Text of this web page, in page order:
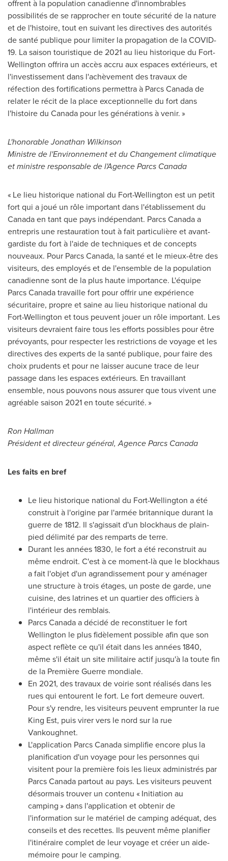
offrent à la population canadienne d'innombrables
possibilités de se rapprocher en toute sécurité de la nature
et de l'histoire, tout en suivant les directives des autorités
de santé publique pour limiter la propagation de la COVID-
19. La saison touristique de 2021 au lieu historique du Fort-
Wellington offrira un accès accru aux espaces extérieurs, et
l'investissement dans l'achèvement des travaux de
réfection des fortifications permettra à Parcs Canada de
relater le récit de la place exceptionnelle du fort dans
l'histoire du Canada pour les générations à venir. »
L'honorable Jonathan Wilkinson
Ministre de l'Environnement et du Changement climatique
et ministre responsable de l'Agence Parcs Canada
« Le lieu historique national du Fort-Wellington est un petit
fort qui a joué un rôle important dans l'établissement du
Canadaen tant que pays indépendant. Parcs Canada a
entrepris une restauration tout à fait particulière et avant-
gardiste du fort à l'aide de techniques et de concepts
nouveaux. Pour Parcs Canada, la santé et le mieux-être des
visiteurs, des employés et de l'ensemble de la population
canadienne sont de la plus haute importance. L'équipe
Parcs Canada travaille fort pour offrir une expérience
sécuritaire, propre et saine au lieu historique national du
Fort-Wellington et tous peuvent jouer un rôle important. Les
visiteurs devraient faire tous les efforts possibles pour être
prévoyants, pour respecter les restrictions de voyage et les
directives des experts de la santé publique, pour faire des
choix prudents et pour ne laisser aucune trace de leur
passage dans les espaces extérieurs. En travaillant
ensemble, nous pouvons nous assurer que tous vivent une
agréable saison 2021 en toute sécurité. »
Ron Hallman
Président et directeur général, Agence Parcs Canada
Les faits en bref
Le lieu historique national du Fort-Wellington a été
construit à l'origine par l'armée britannique durant la
guerre de 1812. Il s'agissait d'un blockhaus de plain-
pied délimité par des remparts de terre.
Durant les années 1830, le fort a été reconstruit au
même endroit. C'est à ce moment-là que le blockhaus
a fait l'objet d'un agrandissement pour y aménager
une structure à trois étages, un poste de garde, une
cuisine, des latrines et un quartier des officiers à
l'intérieur des remblais.
Parcs Canada a décidé de reconstituer le fort
Wellington le plus fidèlement possible afin que son
aspect reflète ce qu'il était dans les années 1840,
même s'il était un site militaire actif jusqu'à la toute fin
de la Première Guerre mondiale.
En 2021, des travaux de voirie sont réalisés dans les
rues qui entourent le fort. Le fort demeure ouvert.
Pour s'y rendre, les visiteurs peuvent emprunter la rue
King Est, puis virer vers le nord sur la rue
Vankoughnet.
L'application Parcs Canada simplifie encore plus la
planification d'un voyage pour les personnes qui
visitent pour la première fois les lieux administrés par
Parcs Canada partout au pays. Les visiteurs peuvent
désormais trouver un contenu « Initiation au
camping » dans l'application et obtenir de
l'information sur le matériel de camping adéquat, des
conseils et des recettes. Ils peuvent même planifier
l'itinéraire complet de leur voyage et créer un aide-
mémoire pour le camping.